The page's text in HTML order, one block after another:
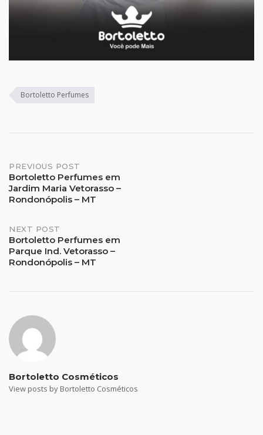
Bortoletto Perfumes
Post
navigation
PREVIOUS POST
Bortoletto Perfumes em
Jardim Maria Vetorasso –
Rondonópolis – MT
NEXT POST
Bortoletto Perfumes em
Parque Ind. Vetorasso –
Rondonópolis – MT
Bortoletto Cosméticos
View posts by Bortoletto Cosméticos